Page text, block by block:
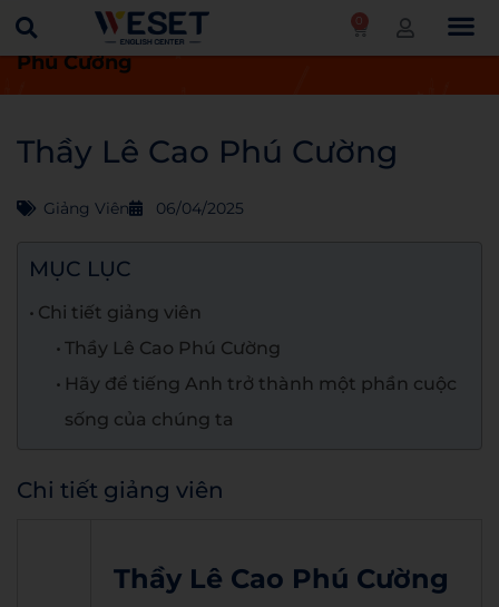
0
Trang chủ Giảng viên
Thầy Lê Cao
Phú Cường
Thầy Lê Cao Phú Cường
Giảng Viên 06/04/2025
MỤC LỤC
Chi tiết giảng viên
Thầy Lê Cao Phú Cường
Hãy để tiếng Anh trở thành một phần cuộc
sống của chúng ta
Chi tiết giảng viên
Thầy Lê Cao Phú Cường